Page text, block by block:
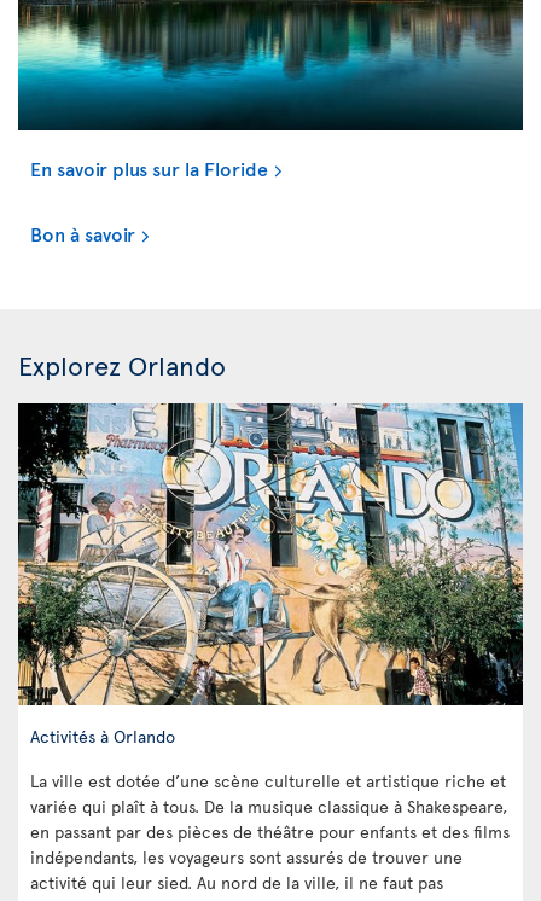
En savoir plus sur la Floride
Bon à savoir
Explorez Orlando
Activités à Orlando
La ville est dotée d’une scène culturelle et artistique riche et
variée qui plaît à tous. De la musique classique à Shakespeare,
en passant par des pièces de théâtre pour enfants et des films
indépendants, les voyageurs sont assurés de trouver une
activité qui leur sied. Au nord de la ville, il ne faut pas